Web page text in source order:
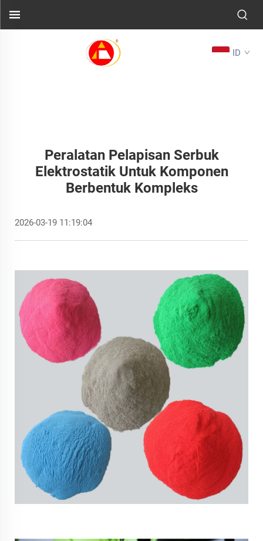
ID
Peralatan Pelapisan Serbuk
Elektrostatik Untuk Komponen
Berbentuk Kompleks
2026-03-19 11:19:04